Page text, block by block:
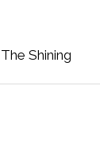
The Shining